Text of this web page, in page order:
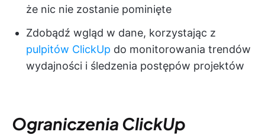
że nic nie zostanie pominięte
Zdobądź wgląd w dane, korzystając z
pulpitów ClickUp do monitorowania trendów
wydajności i śledzenia postępów projektów
Ograniczenia ClickUp